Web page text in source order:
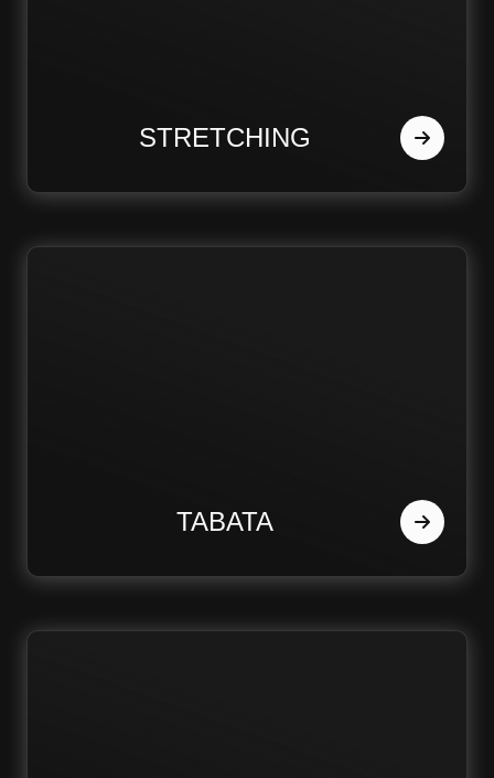
STRETCHING
TABATA